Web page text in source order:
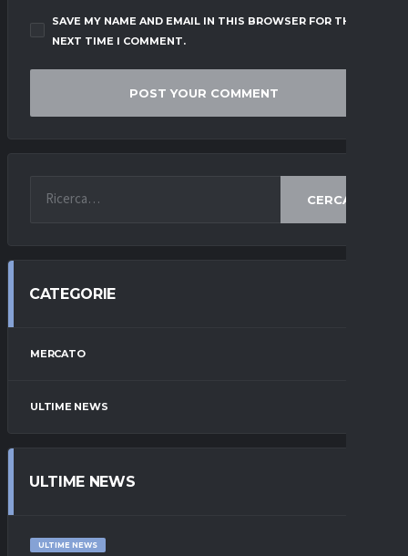
SAVE MY NAME AND EMAIL IN THIS BROWSER FOR THE
NEXT TIME I COMMENT.
CERCA
CATEGORIE
MERCATO
ULTIME NEWS
ULTIME NEWS
ULTIME NEWS